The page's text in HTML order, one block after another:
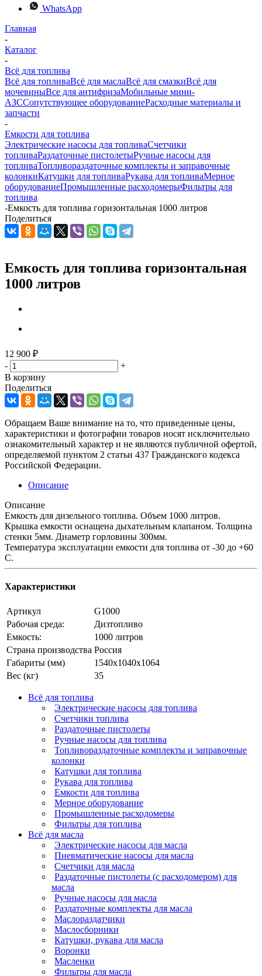
WhatsApp
Главная
-
Каталог
-
Всё для топлива
Всё для топливаВсё для маслаВсё для смазкиВсё для
мочевиныВсе для антифризаМобильные мини-
АЗССопутствующее оборудованиеРасходные материалы и
запчасти
-
Емкости для топлива
Электрические насосы для топливаСчетчики
топливаРаздаточные пистолетыРучные насосы для
топливаТопливораздаточные комплекты и заправочные
колонкиКатушки для топливаРукава для топливаМерное
оборудованиеПромышленные расходомерыФильтры для
топлива
-Емкость для топлива горизонтальная 1000 литров
Поделиться
Емкость для топлива горизонтальная
1000 литров
12 900 ₽
-
+
В корзину
Поделиться
Обращаем Ваше внимание на то, что приведенные цены,
характеристики и фотографии товаров носят исключительно
ознакомительный характер и не являются публичной офертой,
определяемой пунктом 2 статьи 437 Гражданского кодекса
Российской Федерации.
Описание
Описание
Емкость для дизельного топлива. Объем 1000 литров.
Крышка емкости оснащена дыхательным клапаном. Толщина
стенки 5мм. Диаметр горловины 300мм.
Температура эксплуатации емкости для топлива от -30 до +60
С.
Характеристики
Артикул
G1000
Рабочая среда:
Дизтопливо
Емкость:
1000 литров
Страна производства Россия
Габариты (мм)
1540х1040х1064
Вес (кг)
35
Всё для топлива
Электрические насосы для топлива
Счетчики топлива
Раздаточные пистолеты
Ручные насосы для топлива
Топливораздаточные комплекты и заправочные
колонки
Катушки для топлива
Рукава для топлива
Емкости для топлива
Мерное оборудование
Промышленные расходомеры
Фильтры для топлива
Всё для масла
Электрические насосы для масла
Пневматические насосы для масла
Счетчики для масла
Раздаточные пистолеты (с расходомером) для
масла
Ручные насосы для масла
Раздаточные комплекты для масла
Маслораздатчики
Маслосборники
Катушки, рукава для масла
Воронки
Масленки
Фильтры для масла